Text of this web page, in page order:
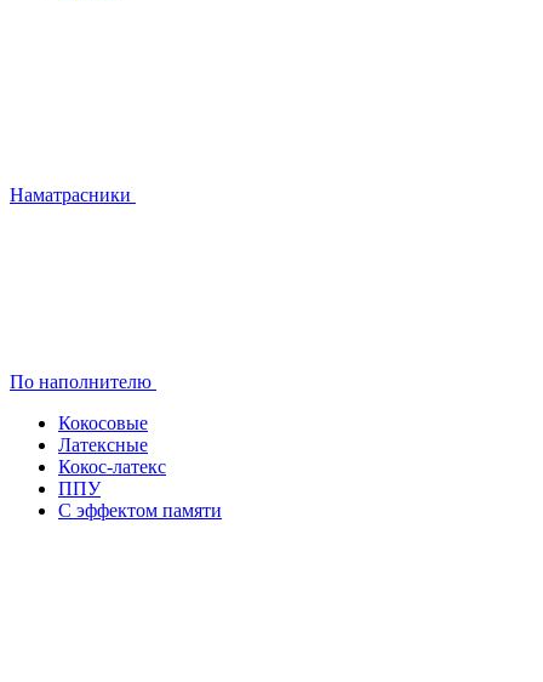
Наматрасники
По наполнителю
Кокосовые
Латексные
Кокос-латекс
ППУ
С эффектом памяти